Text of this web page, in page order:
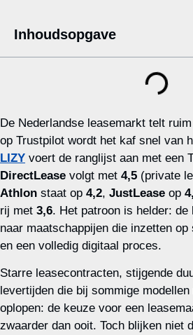
Inhoudsopgave
De Nederlandse leasemarkt telt
op Trustpilot wordt het kaf snel van
LIZY voert de ranglijst aan met een
DirectLease volgt met 4,5 (private
Athlon staat op 4,2, JustLease op
rij met 3,6. Het patroon is helder:
naar maatschappijen die inzetten
en een volledig digitaal proces.
Starre leasecontracten, stijgende
levertijden die bij sommige
oplopen: de keuze voor een
zwaarder dan ooit. Toch blijken niet